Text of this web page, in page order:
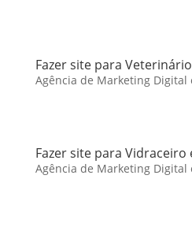
Fazer site para
Agência de Marketing Digital
Fazer site para Vidraceiro
Agência de Marketing Digital